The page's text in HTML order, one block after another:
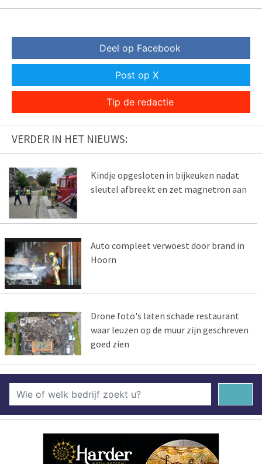
Deel op Facebook
Post op X
Tip de redactie
VERDER IN HET NIEUWS:
Kindje opgesloten in bijkeuken nadat
sleutel afbreekt en zet magnetron aan
Auto compleet verwoest door brand in
Hoorn
Drone foto's laten schade restaurant
waar leuzen op de muur zijn geschreven
goed zien